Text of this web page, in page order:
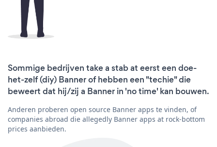
Sommige bedrijven take a stab at eerst een doe-
het-zelf (diy) Banner of hebben een "techie" die
beweert dat hij/zij a Banner in 'no time' kan bouwen.
Anderen proberen open source Banner apps te vinden, of
companies abroad die allegedly Banner apps at rock-bottom
prices aanbieden.